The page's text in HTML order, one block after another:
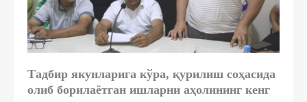
Тадбир якунларига кўра, қурилиш соҳасида
олиб борилаётган ишларни аҳолининг кенг